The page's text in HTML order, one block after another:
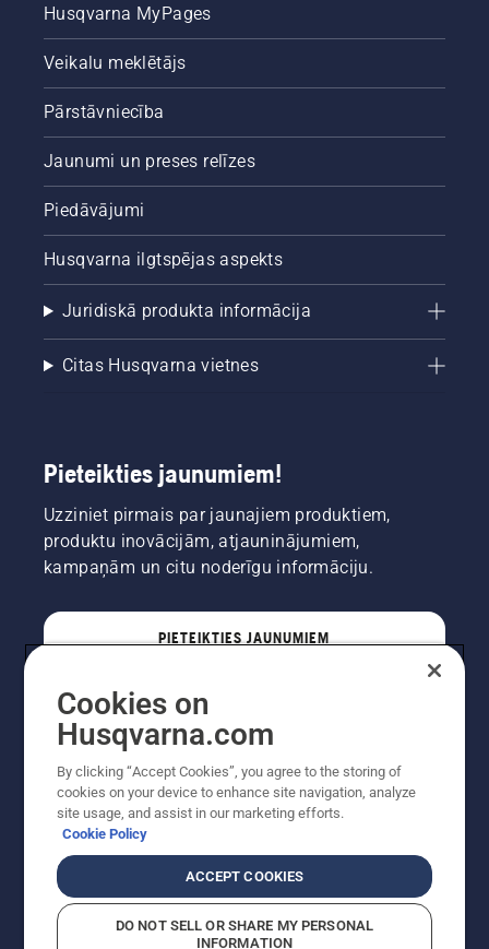
Husqvarna MyPages
Veikalu meklētājs
Pārstāvniecība
Jaunumi un preses relīzes
Piedāvājumi
Husqvarna ilgtspējas aspekts
Juridiskā produkta informācija
Citas Husqvarna vietnes
Pieteikties jaunumiem!
Uzziniet pirmais par jaunajiem produktiem,
produktu inovācijām, atjauninājumiem,
kampaņām un citu noderīgu informāciju.
PIETEIKTIES JAUNUMIEM
Cookies on
Husqvarna.com
By clicking “Accept Cookies”, you agree to the storing of
cookies on your device to enhance site navigation, analyze
site usage, and assist in our marketing efforts.
Cookie Policy
ACCEPT COOKIES
DO NOT SELL OR SHARE MY PERSONAL
INFORMATION